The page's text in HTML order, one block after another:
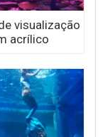
visualização
acrílico